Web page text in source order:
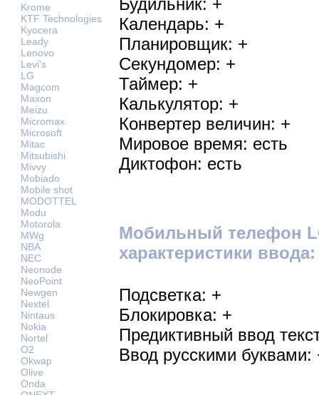
Krome
KTF Technologies
Kyocera
Leady
Lenovo
Levi's
LG
Magcom
Maxon
Meizu
Micromax
Microsoft
Mitac
Mitsubishi
Mivvy
Mobiado
Mobile shot
MODOTTEL
Modu
Motorola
MWg
NBA
NEC
Neonode
NeoPoint
Newgen
Nextel
Nintaus
Nokia
Nortel
O2
Okwap
Olive
Onda
Календарь: +
Планировщик: +
Секундомер: +
Таймер: +
Калькулятор: +
Конвертер величин: +
Мировое время: есть
Диктофон: есть
Мобильный телефон
характеристики ввода:
Подсветка: +
Блокировка: +
Предиктивный ввод
Ввод русскими буквами: